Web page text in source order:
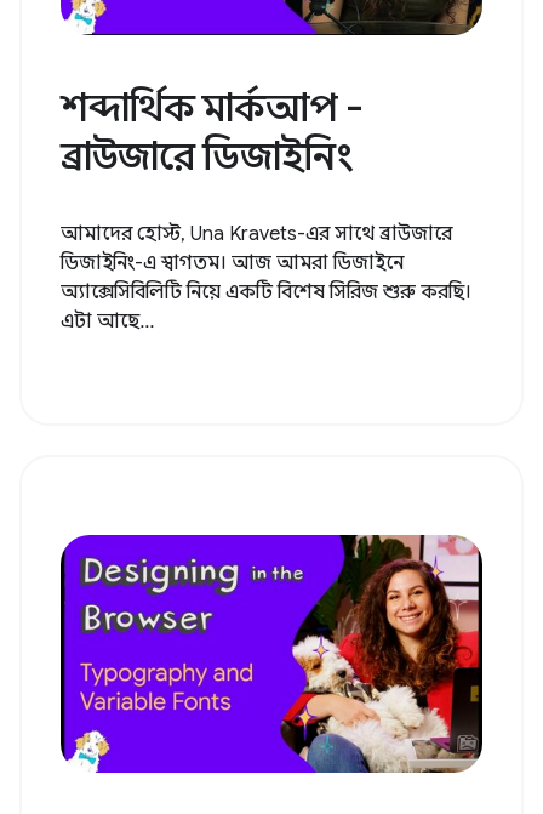
শব্দার্থিক মার্কআপ -
ব্রাউজারে ডিজাইনিং
আমাদের হোস্ট, Una Kravets-এর সাথে ব্রাউজারে
ডিজাইনিং-এ স্বাগতম। আজ আমরা ডিজাইনে
অ্যাক্সেসিবিলিটি নিয়ে একটি বিশেষ সিরিজ শুরু করছি।
এটা আছে...